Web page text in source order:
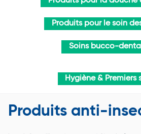
Produits pour le soin
Soins bucco-
Hygiène & Premiers
Produits anti-